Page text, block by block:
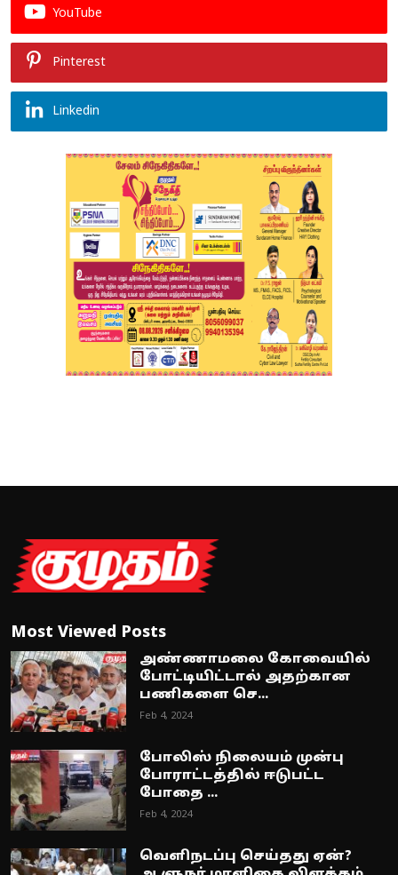
YouTube
Pinterest
Linkedin
Most Viewed Posts
அண்ணாமலை கோவையில்
போட்டியிட்டால் அதற்கான
பணிகளை செ...
Feb 4, 2024
போலிஸ் நிலையம் முன்பு
போராட்டத்தில் ஈடுபட்ட
போதை ...
Feb 4, 2024
வெளிநடப்பு செய்தது ஏன்?